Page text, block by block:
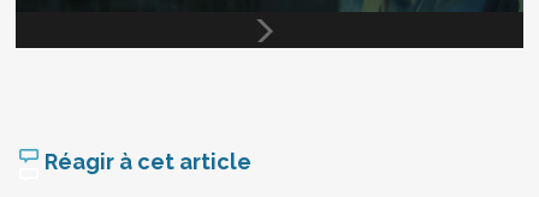
Réagir à cet article